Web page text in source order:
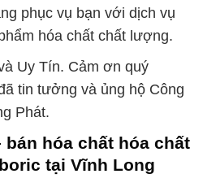
phục vụ bạn với dịch vụ
hóa chất chất lượng.
Uy Tín. Cảm ơn quý
tin tưởng và ủng hộ Công
Phát.
hóa chất hóa chất
tại Vĩnh Long